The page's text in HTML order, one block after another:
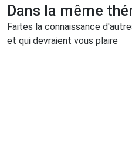
Dans la même
Faites la connaissance
et qui devraient vous plaire